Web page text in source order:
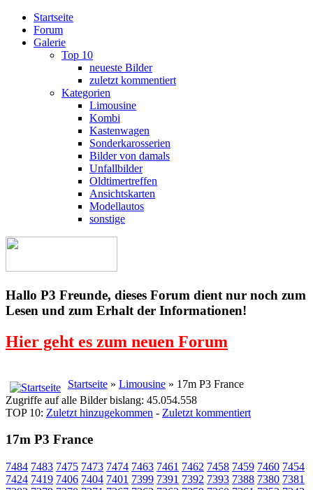
Startseite
Forum
Galerie
Top 10
neueste Bilder
zuletzt kommentiert
Kategorien
Limousine
Kombi
Kastenwagen
Sonderkarosserien
Bilder von damals
Unfallbilder
Oldtimertreffen
Ansichtskarten
Modellautos
sonstige
Hallo P3 Freunde, dieses Forum dient nur noch zum
Lesen und zum Erhalt der Informationen!
Hier geht es zum neuen Forum
Startseite » Limousine » 17m P3 France
Zugriffe auf alle Bilder bislang: 45.054.558
TOP 10: Zuletzt hinzugekommen - Zuletzt kommentiert
17m P3 France
7484 7483 7475 7473 7474 7463 7461 7462 7458 7459 7460 7454
7424 7419 7406 7404 7401 7399 7391 7392 7393 7388 7380 7381